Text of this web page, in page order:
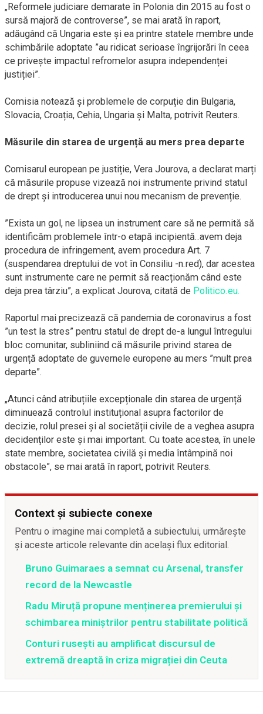
„Reformele judiciare demarate în Polonia din 2015 au fost o
sursă majoră de controverse”, se mai arată în raport,
adăugând că Ungaria este și ea printre statele membre unde
schimbările adoptate ”au ridicat serioase îngrijorări în ceea
ce privește impactul refromelor asupra independenței
justiției”.
Comisia notează și problemele de corpuție din Bulgaria,
Slovacia, Croația, Cehia, Ungaria și Malta, potrivit Reuters.
Măsurile din starea de urgență au mers prea departe
Comisarul european pe justiție, Vera Jourova, a declarat marți
că măsurile propuse vizează noi instrumente privind statul
de drept și introducerea unui nou mecanism de prevenție.
”Exista un gol, ne lipsea un instrument care să ne permită să
identificăm problemele într-o etapă incipientă..avem deja
procedura de infringement, avem procedura Art. 7
(suspendarea dreptului de vot în Consiliu -n.red), dar acestea
sunt instrumente care ne permit să reacționăm când este
deja prea târziu”, a explicat Jourova, citată de Politico.eu.
Raportul mai precizează că pandemia de coronavirus a fost
”un test la stres” pentru statul de drept de-a lungul întregului
bloc comunitar, subliniind că măsurile privind starea de
urgență adoptate de guvernele europene au mers ”mult prea
departe”.
„Atunci când atribuțiile excepționale din starea de urgență
diminuează controlul instituțional asupra factorilor de
decizie, rolul presei și al societății civile de a veghea asupra
decidenților este și mai important. Cu toate acestea, în unele
state membre, societatea civilă și media întâmpină noi
obstacole”, se mai arată în raport, potrivit Reuters.
Context și subiecte conexe
Pentru o imagine mai completă a subiectului, urmărește
și aceste articole relevante din același flux editorial.
Bruno Guimaraes a semnat cu Arsenal, transfer
record de la Newcastle
Radu Miruță propune menținerea premierului și
schimbarea miniștrilor pentru stabilitate politică
Conturi rusești au amplificat discursul de
extremă dreaptă în criza migrației din Ceuta